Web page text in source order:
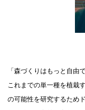
「森づくりはもっと自由
これまでの単一種を植栽
の可能性を研究するため